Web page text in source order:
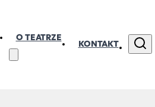
O TEATRZE
KONTAKT